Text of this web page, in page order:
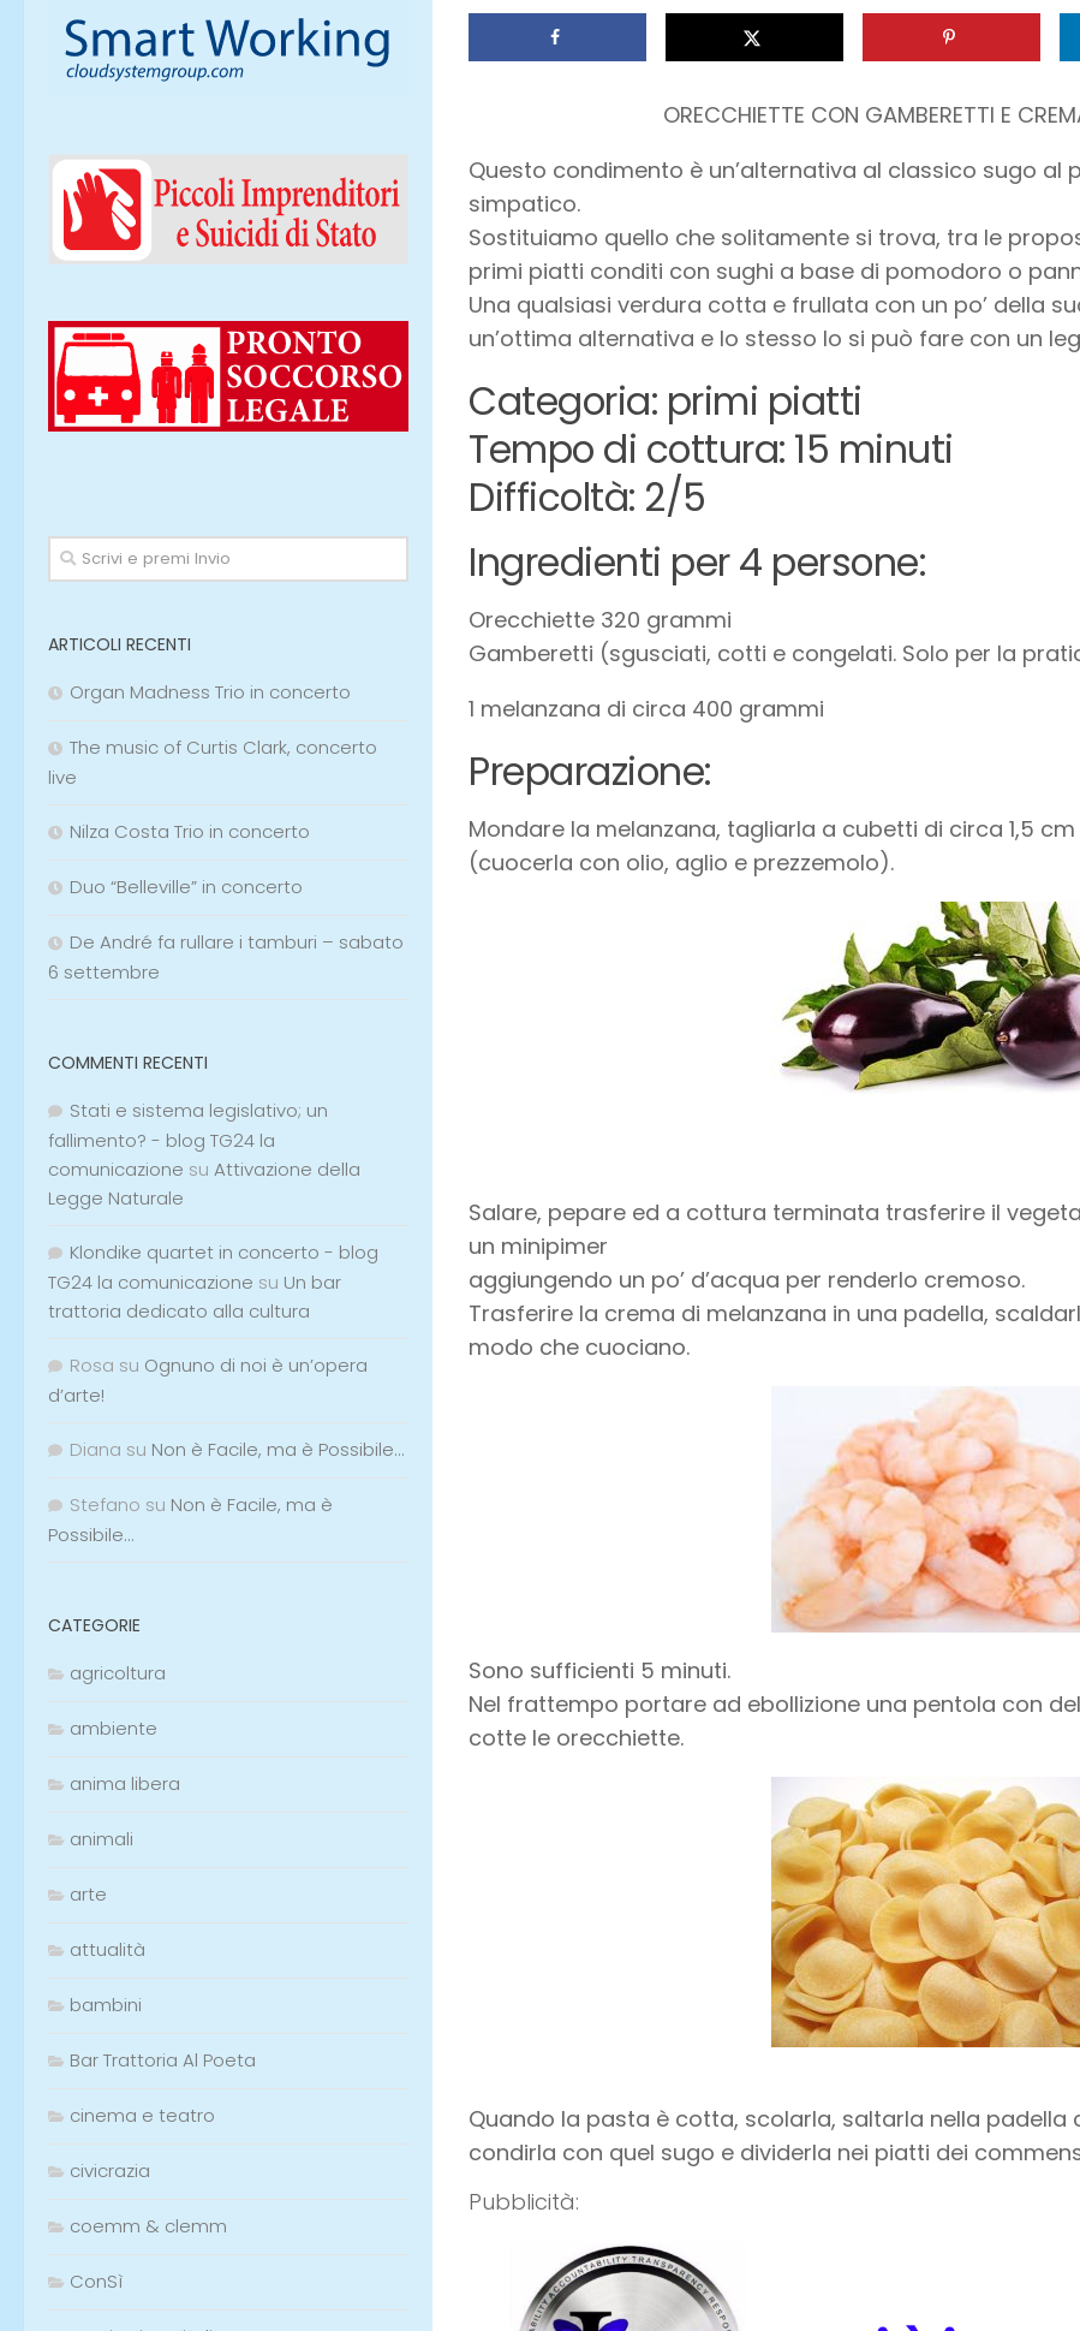
ORECCHIETTE CON GAMBERETTI E
Questo condimento è un’alternativa al classico sugo
simpatico.
Sostituiamo quello che solitamente si trova, tra le
primi piatti conditi con sughi a base di pomodoro o
Una qualsiasi verdura cotta e frullata con un po’ della
un’ottima alternativa e lo stesso lo si può fare con un
Categoria: primi piatti
Tempo di cottura: 15 minuti
Difficoltà: 2/5
Ingredienti per 4 persone:
Orecchiette 320 grammi
Gamberetti (sgusciati, cotti e congelati. Solo per la
1 melanzana di circa 400 grammi
Preparazione:
Mondare la melanzana, tagliarla a cubetti di circa 1,5
(cuocerla con olio, aglio e prezzemolo).
Salare, pepare ed a cottura terminata trasferire il
un minipimer
aggiungendo un po’ d’acqua per renderlo cremoso.
Trasferire la crema di melanzana in una padella,
modo che cuociano.
Sono sufficienti 5 minuti.
Nel frattempo portare ad ebollizione una pentola con
cotte le orecchiette.
Quando la pasta è cotta, scolarla, saltarla nella padella
condirla con quel sugo e dividerla nei piatti dei
Pubblicità:
ARTICOLI RECENTI
Organ Madness Trio in concerto
The music of Curtis Clark, concerto
live
Nilza Costa Trio in concerto
Duo “Belleville” in concerto
De André fa rullare i tamburi – sabato
6 settembre
COMMENTI RECENTI
Stati e sistema legislativo; un
fallimento? - blog TG24 la
comunicazione su Attivazione della
Legge Naturale
Klondike quartet in concerto - blog
TG24 la comunicazione su Un bar
trattoria dedicato alla cultura
Rosa su Ognuno di noi è un’opera
d’arte!
Diana su Non è Facile, ma è Possibile…
Stefano su Non è Facile, ma è
Possibile…
CATEGORIE
agricoltura
ambiente
anima libera
animali
arte
attualità
bambini
Bar Trattoria Al Poeta
cinema e teatro
civicrazia
coemm & clemm
ConSì